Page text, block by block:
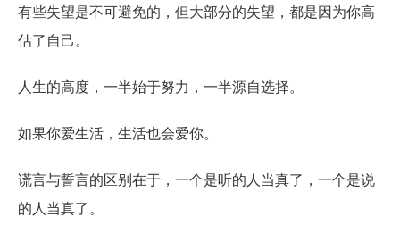
有些失望是不可避免的，但大部分的失望，都是因为你高
估了自己。
人生的高度，一半始于努力，一半源自选择。
如果你爱生活，生活也会爱你。
谎言与誓言的区别在于，一个是听的人当真了，一个是说
的人当真了。